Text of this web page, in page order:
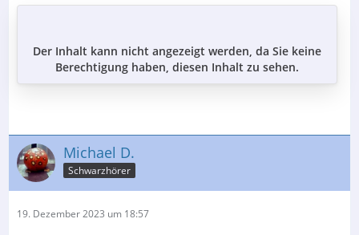
Der Inhalt kann nicht angezeigt werden, da Sie keine
Berechtigung haben, diesen Inhalt zu sehen.
Michael D.
Schwarzhörer
19. Dezember 2023 um 18:57